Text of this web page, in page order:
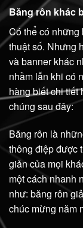
Băng rôn khác
Có thể có những
thuật số. Nhưng
và banner khác
nhầm lẫn khi có
hàng biết chi tiết
chúng sau đây:
Băng rôn là
thông điệp được
giản của mọi
một cách nhanh
như: băng rôn
chúc mừng năm